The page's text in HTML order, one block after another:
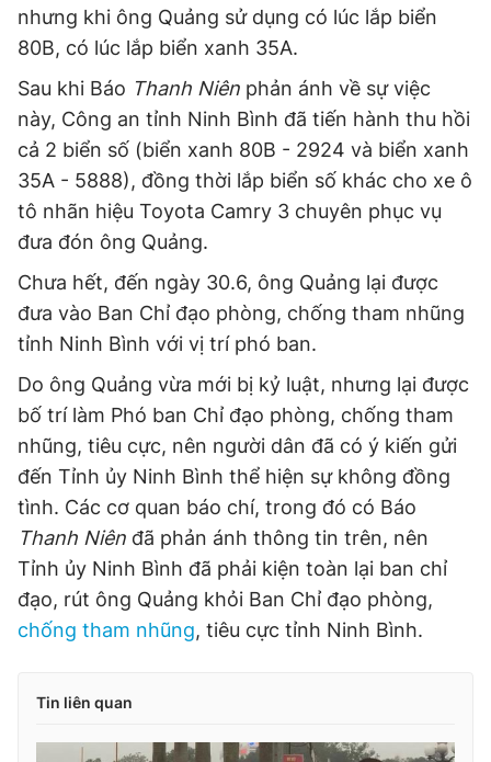
nhưng khi ông Quảng sử dụng có lúc lắp biển
80B, có lúc lắp biển xanh 35A.
Sau khi Báo Thanh Niên phản ánh về sự việc
này, Công an tỉnh Ninh Bình đã tiến hành thu hồi
cả 2 biển số (biển xanh 80B - 2924 và biển xanh
35A - 5888), đồng thời lắp biển số khác cho xe ô
tô nhãn hiệu Toyota Camry 3 chuyên phục vụ
đưa đón ông Quảng.
Chưa hết, đến ngày 30.6, ông Quảng lại được
đưa vào Ban Chỉ đạo phòng, chống tham nhũng
tỉnh Ninh Bình với vị trí phó ban.
Do ông Quảng vừa mới bị kỷ luật, nhưng lại được
bố trí làm Phó ban Chỉ đạo phòng, chống tham
nhũng, tiêu cực, nên người dân đã có ý kiến gửi
đến Tỉnh ủy Ninh Bình thể hiện sự không đồng
tình. Các cơ quan báo chí, trong đó có Báo
Thanh Niên đã phản ánh thông tin trên, nên
Tỉnh ủy Ninh Bình đã phải kiện toàn lại ban chỉ
đạo, rút ông Quảng khỏi Ban Chỉ đạo phòng,
chống tham nhũng, tiêu cực tỉnh Ninh Bình.
Tin liên quan